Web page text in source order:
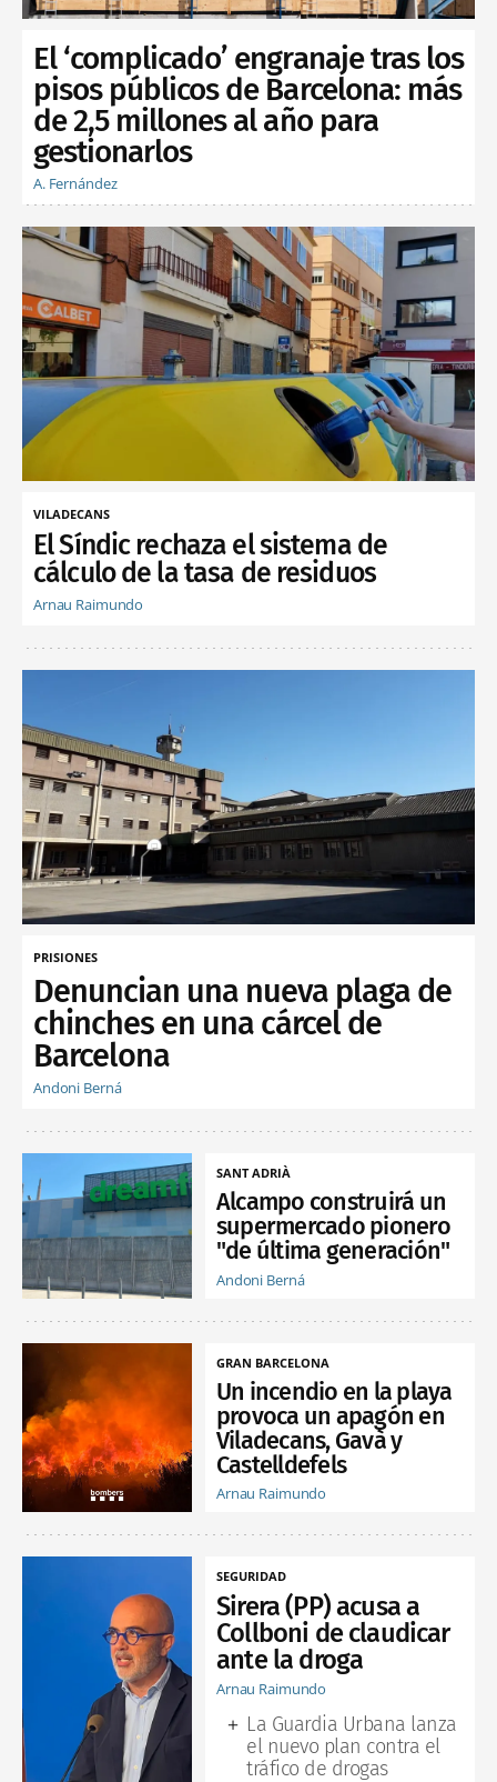
El ‘complicado’ engranaje tras los
pisos públicos de Barcelona: más
de 2,5 millones al año para
gestionarlos
A. Fernández
VILADECANS
El Síndic rechaza el sistema de
cálculo de la tasa de residuos
Arnau Raimundo
PRISIONES
Denuncian una nueva plaga de
chinches en una cárcel de
Barcelona
Andoni Berná
SANT ADRIÀ
Alcampo construirá un
supermercado pionero
"de última generación"
Andoni Berná
GRAN BARCELONA
Un incendio en la playa
provoca un apagón en
Viladecans, Gavà y
Castelldefels
Arnau Raimundo
SEGURIDAD
Sirera (PP) acusa a
Collboni de claudicar
ante la droga
Arnau Raimundo
La Guardia Urbana lanza
el nuevo plan contra el
tráfico de drogas